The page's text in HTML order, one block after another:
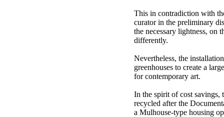
This in contradiction with
curator in the preliminary
the necessary lightness, on
differently.
Nevertheless, the
greenhouses to create a
for contemporary art.
In the spirit of cost savings,
recycled after the
a Mulhouse-type housing